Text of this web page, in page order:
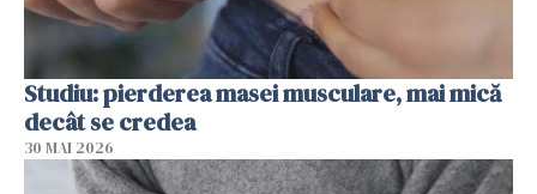
Studiu: pierderea masei musculare, mai mică
decât se credea
30 MAI 2026